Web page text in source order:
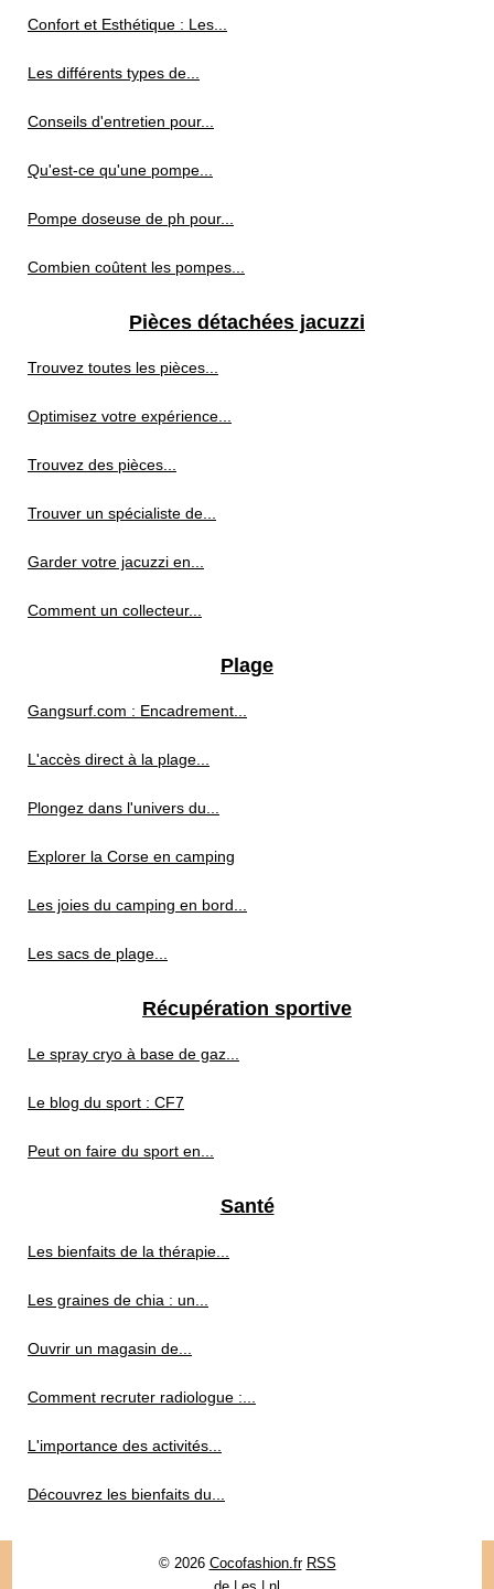
Confort et Esthétique : Les...
Les différents types de...
Conseils d'entretien pour...
Qu'est-ce qu'une pompe...
Pompe doseuse de ph pour...
Combien coûtent les pompes...
Pièces détachées jacuzzi
Trouvez toutes les pièces...
Optimisez votre expérience...
Trouvez des pièces...
Trouver un spécialiste de...
Garder votre jacuzzi en...
Comment un collecteur...
Plage
Gangsurf.com : Encadrement...
L'accès direct à la plage...
Plongez dans l'univers du...
Explorer la Corse en camping
Les joies du camping en bord...
Les sacs de plage...
Récupération sportive
Le spray cryo à base de gaz...
Le blog du sport : CF7
Peut on faire du sport en...
Santé
Les bienfaits de la thérapie...
Les graines de chia : un...
Ouvrir un magasin de...
Comment recruter radiologue :...
L'importance des activités...
Découvrez les bienfaits du...
© 2026 Cocofashion.fr RSS